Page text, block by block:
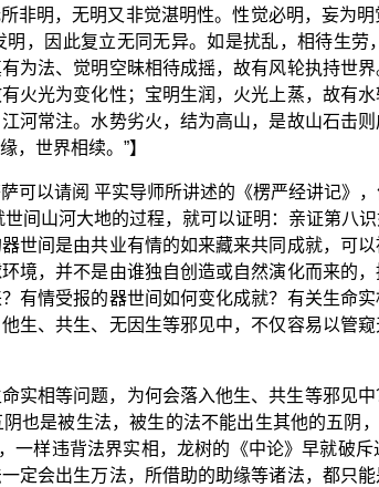
非明，无明又非觉湛明性。性觉必明，妄为
，因此复立无同无异。如是扰乱，相待生
为法、觉明空昧相待成摇，故有风轮执持世
火光为变化性；宝明生润，火光上蒸，故有
河常注。水势劣火，结为高山，是故山石击
，世界相续。”】
可以请阅 平实导师所讲述的《楞严经讲记》
间山河大地的过程，就可以证明：亲证第八
世间是由共业有情的如来藏来共同成就，可
境，并不是由谁独自创造或自然演化而来的
有情受报的器世间如何变化成就？有关生命
生、共生、无因生等邪见中，不仅容易以管
实相等问题，为何会落入他生、共生等邪见
也是被生法，被生的法不能出生其他的五阴
一样违背法界实相，龙树的《中论》早就破
定会出生万法，所借助的助缘等诸法，都只